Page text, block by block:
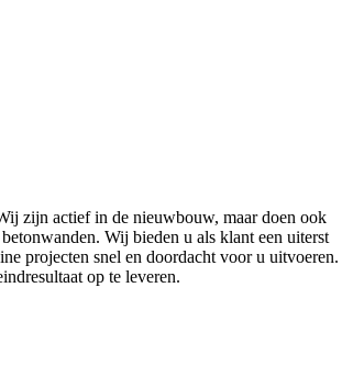
zijn actief in de nieuwbouw, maar doen ook
Wij bieden u als klant een uiterst
projecten snel en doordacht voor u uitvoeren.
op te leveren.